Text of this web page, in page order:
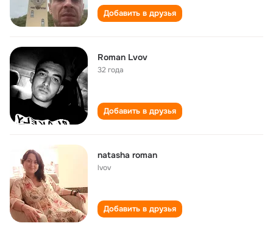
Добавить в друзья
Roman Lvov
32 года
Добавить в друзья
natasha roman
lvov
Добавить в друзья